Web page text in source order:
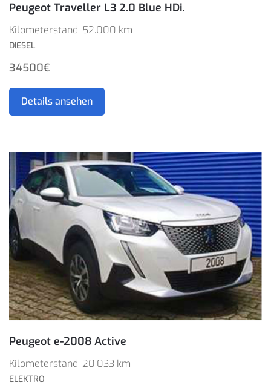
Peugeot Traveller L3 2.0 Blue HDi.
Kilometerstand: 52.000 km
DIESEL
34500€
Details ansehen
Peugeot e-2008 Active
Kilometerstand: 20.033 km
ELEKTRO